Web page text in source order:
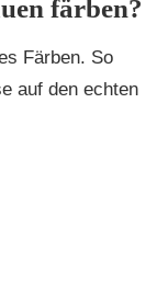
färben?
Färben. So
auf den echten